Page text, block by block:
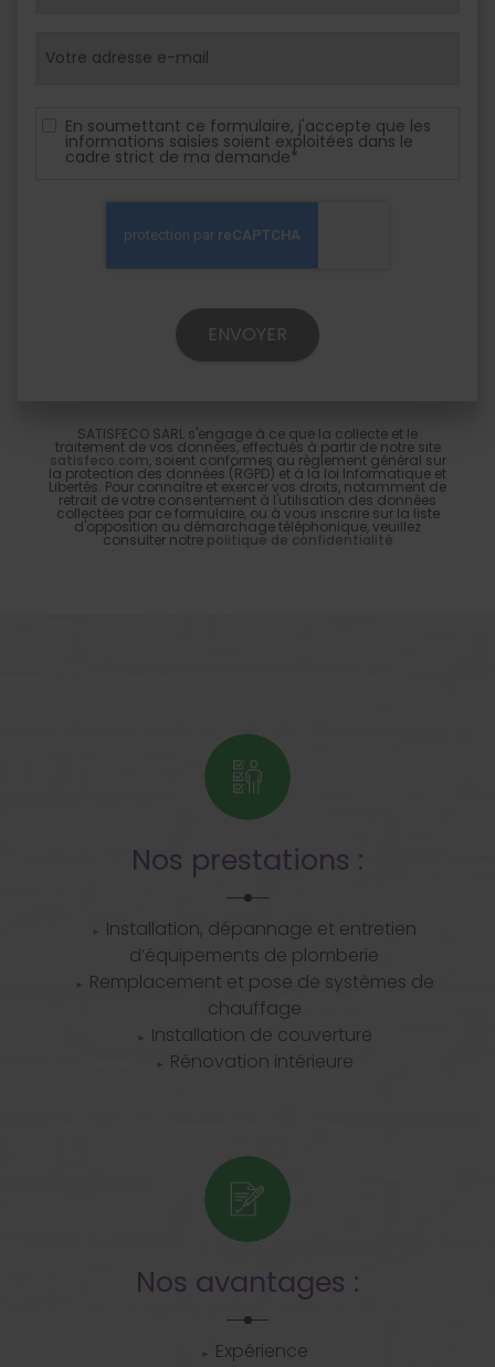
En soumettant ce formulaire, j'accepte que les
informations saisies soient exploitées dans le
cadre strict de ma demande*
SATISFECO SARL s'engage à ce que la collecte et le
traitement de vos données, effectués à partir de notre site
satisfeco.com, soient conformes au règlement général sur
la protection des données (RGPD) et à la loi Informatique et
Libertés. Pour connaître et exercer vos droits, notamment de
retrait de votre consentement à l'utilisation des données
collectées par ce formulaire, ou à vous inscrire sur la liste
d'opposition au démarchage téléphonique, veuillez
consulter notre politique de confidentialité
Nos prestations :
Installation, dépannage et entretien
d’équipements de plomberie
Remplacement et pose de systèmes de
chauffage
Installation de couverture
Rénovation intérieure
Nos avantages :
Expérience